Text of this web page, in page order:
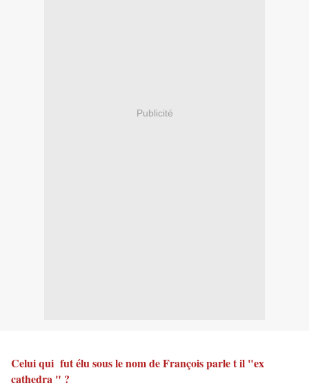
Publicité
Celui qui fut élu sous le nom de François parle t il "ex
cathedra " ?